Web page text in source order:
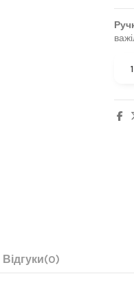
Відгуки(0)